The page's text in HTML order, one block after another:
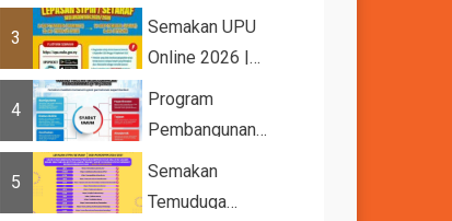
2026/2027
3
Semakan UPU
Online 2026 |
Tawaran
Kemasukan ke
4
Program
Pembangunan
Bakat Muda (YTP)
MARA 2026 –
5
Semakan
Temuduga